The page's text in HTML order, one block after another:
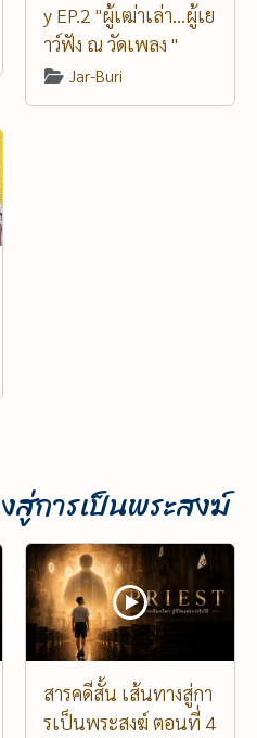
y EP.2 "ผู้เฒ่าเล่า...ผู้เย
าว์ฟัง ณ วัดเพลง "
Jar-Buri
สู่การเป็นพระสงฆ์
สารคดีสั้น เส้นทางสู่กา
รเป็นพระสงฆ์ ตอนที่ 4